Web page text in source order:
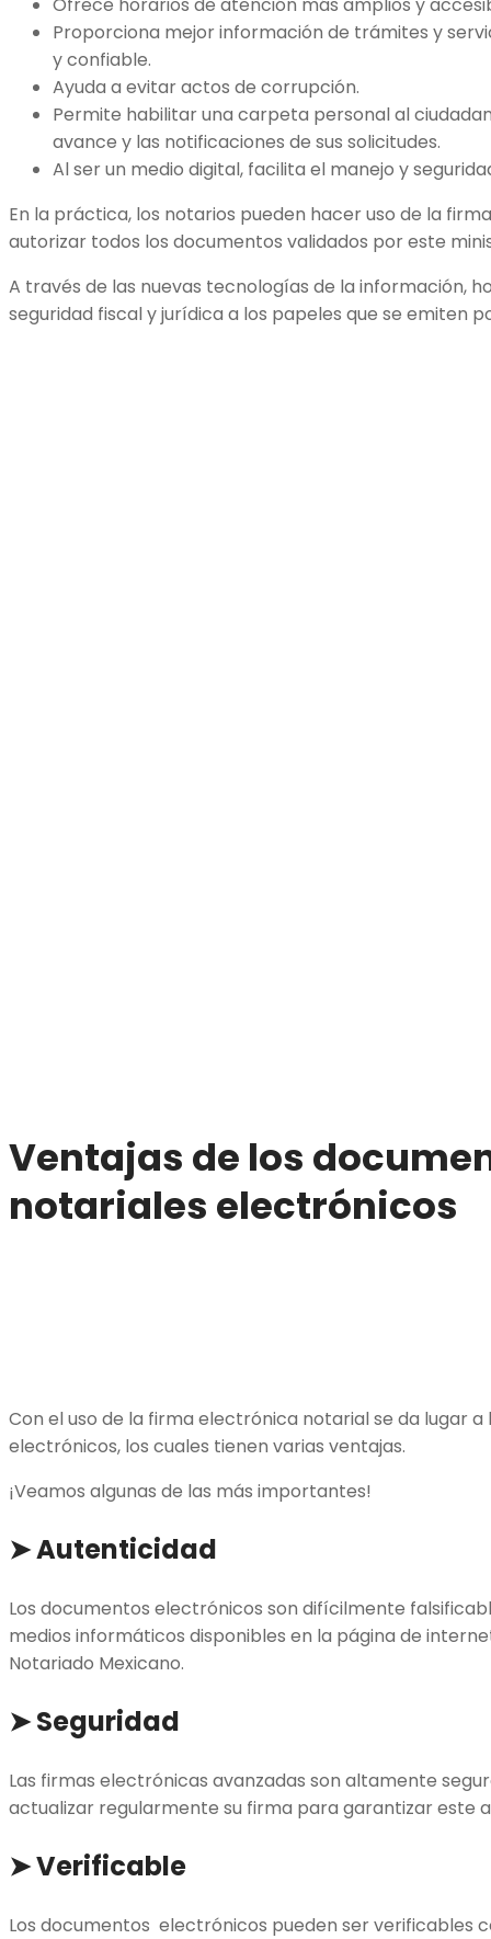
Ofrece horarios de atención más amplios y
Proporciona mejor información de trámites y
y confiable.
Ayuda a evitar actos de corrupción.
Permite habilitar una carpeta personal al
avance y las notificaciones de sus solicitudes.
Al ser un medio digital, facilita el manejo y
En la práctica, los notarios pueden hacer uso de la
autorizar todos los documentos validados por este
A través de las nuevas tecnologías de la información,
seguridad fiscal y jurídica a los papeles que se emiten
Ventajas de los
notariales electrónicos
Con el uso de la firma electrónica notarial se da lugar
electrónicos, los cuales tienen varias ventajas.
¡Veamos algunas de las más importantes!
➤ Autenticidad
Los documentos electrónicos son difícilmente
medios informáticos disponibles en la página de
Notariado Mexicano.
➤ Seguridad
Las firmas electrónicas avanzadas son altamente
actualizar regularmente su firma para garantizar este
➤ Verificable
Los documentos electrónicos pueden ser verificables